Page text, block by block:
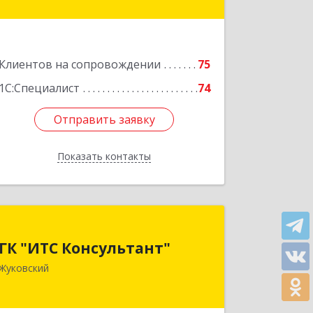
Клиентов на сопровождении
75
1С:Специалист
74
Отправить заявку
Показать контакты
Отправить заявку
Назад
ГК "ИТС Консультант"
140181, Московская обл, Жуковский г,
Ломоносова ул, дом № 29А, этаж 2,